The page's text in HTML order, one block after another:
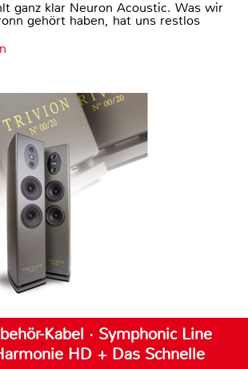
ganz klar Neuron Acoustic. Was wir
gehört haben, hat uns restlos
Kabel · Symphonic Line
HD + Das Schnelle